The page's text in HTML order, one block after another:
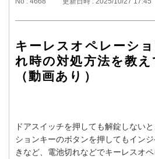
キーレスオペレーシ
れ時の対処方法を教え
（動画あり）
ドアスイッチを押しても解錠しない
ションキーのボタンを押してもイン
きなど、電池切れなどでキーレスオ